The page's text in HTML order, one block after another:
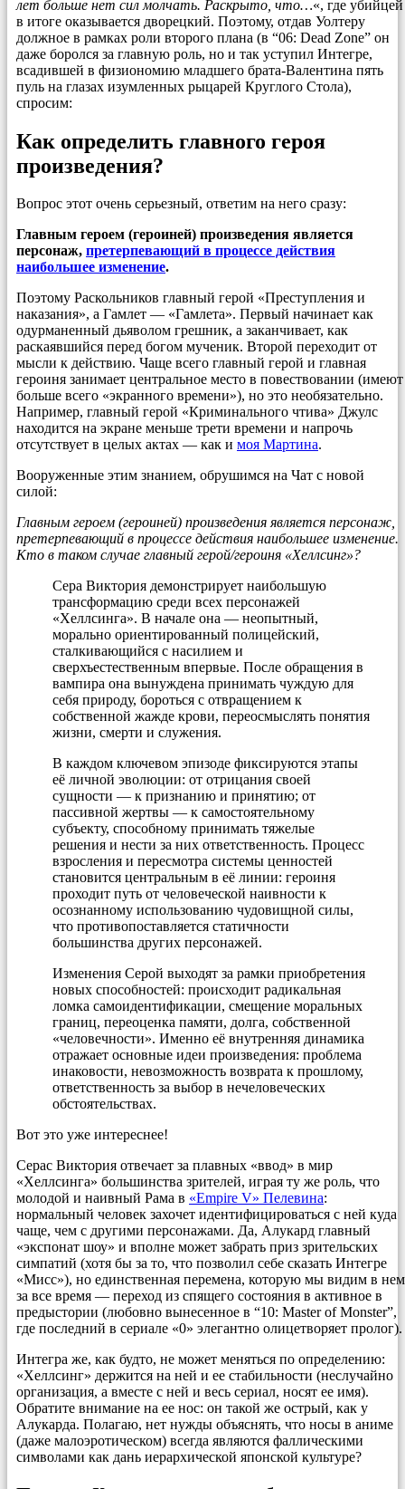
лет больше нет сил молчать. Раскрыто, что…«, где убийцей
в итоге оказывается дворецкий. Поэтому, отдав Уолтеру
должное в рамках роли второго плана (в “06: Dead Zone” он
даже боролся за главную роль, но и так уступил Интегре,
всадившей в физиономию младшего брата-Валентина пять
пуль на глазах изумленных рыцарей Круглого Стола),
спросим:
Как определить главного героя
произведения?
Вопрос этот очень серьезный, ответим на него сразу:
Главным героем (героиней) произведения является
персонаж, претерпевающий в процессе действия
наибольшее изменение.
Поэтому Раскольников главный герой «Преступления и
наказания», а Гамлет — «Гамлета». Первый начинает как
одурманенный дьяволом грешник, а заканчивает, как
раскаявшийся перед богом мученик. Второй переходит от
мысли к действию. Чаще всего главный герой и главная
героиня занимает центральное место в повествовании (имеют
больше всего «экранного времени»), но это необязательно.
Например, главный герой «Криминального чтива» Джулс
находится на экране меньше трети времени и напрочь
отсутствует в целых актах — как и моя Мартина.
Вооруженные этим знанием, обрушимся на Чат с новой
силой:
Главным героем (героиней) произведения является персонаж,
претерпевающий в процессе действия наибольшее изменение.
Кто в таком случае главный герой/героиня «Хеллсинг»?
Сера Виктория демонстрирует наибольшую
трансформацию среди всех персонажей
«Хеллсинга». В начале она — неопытный,
морально ориентированный полицейский,
сталкивающийся с насилием и
сверхъестественным впервые. После обращения в
вампира она вынуждена принимать чуждую для
себя природу, бороться с отвращением к
собственной жажде крови, переосмыслять понятия
жизни, смерти и служения.
В каждом ключевом эпизоде фиксируются этапы
её личной эволюции: от отрицания своей
сущности — к признанию и принятию; от
пассивной жертвы — к самостоятельному
субъекту, способному принимать тяжелые
решения и нести за них ответственность. Процесс
взросления и пересмотра системы ценностей
становится центральным в её линии: героиня
проходит путь от человеческой наивности к
осознанному использованию чудовищной силы,
что противопоставляется статичности
большинства других персонажей.
Изменения Серой выходят за рамки приобретения
новых способностей: происходит радикальная
ломка самоидентификации, смещение моральных
границ, переоценка памяти, долга, собственной
«человечности». Именно её внутренняя динамика
отражает основные идеи произведения: проблема
инаковости, невозможность возврата к прошлому,
ответственность за выбор в нечеловеческих
обстоятельствах.
Вот это уже интереснее!
Серас Виктория отвечает за плавных «ввод» в мир
«Хеллсинга» большинства зрителей, играя ту же роль, что
молодой и наивный Рама в «Empire V» Пелевина:
нормальный человек захочет идентифицироваться с ней куда
чаще, чем с другими персонажами. Да, Алукард главный
«экспонат шоу» и вполне может забрать приз зрительских
симпатий (хотя бы за то, что позволил себе сказать Интегре
«Мисс»), но единственная перемена, которую мы видим в нем
за все время — переход из спящего состояния в активное в
предыстории (любовно вынесенное в “10: Master of Monster”,
где последний в сериале «0» элегантно олицетворяет пролог).
Интегра же, как будто, не может меняться по определению:
«Хеллсинг» держится на ней и ее стабильности (неслучайно
организация, а вместе с ней и весь сериал, носят ее имя).
Обратите внимание на ее нос: он такой же острый, как у
Алукарда. Полагаю, нет нужды объяснять, что носы в аниме
(даже малоэротическом) всегда являются фаллическими
символами как дань иерархической японской культуре?